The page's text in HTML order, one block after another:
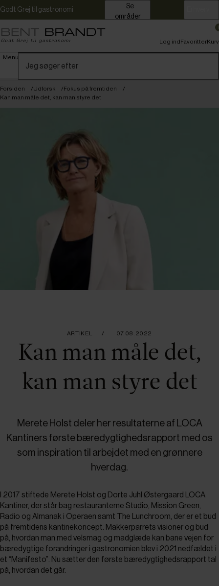
Godt Grej til gastronomi
områder
Menu
Log indFavoritterKurv
Forsiden Udforsk
Fokus på fremtiden
Kan man måle det, kan man styre det
ARTIKEL 07.08.2022
Kan man måle det,
kan man styre det
Merete Holst deler her resultaterne af LOCA
Kantiners første bæredygtighedsrapport med os
som inspiration til arbejdet med en grønnere
hverdag.
I 2017 stiftede Merete Holst og Dorte Juhl Østergaard LOCA
Kantiner, der står bag restauranterne Studio, Mission Green,
Radio og Almanak i Operaen samt The Lunchroom, der er et bud
på fremtidens kantinekoncept. Makkerparrets visioner og bud
på, hvordan man med velsmag og madglæde kan bane vejen for
bæredygtige forandringer i gastronomien blev i 2021 nedfældet i
et “Manifesto”. Nu sætter den første bæredygtighedsrapport tal
på, hvordan det går.